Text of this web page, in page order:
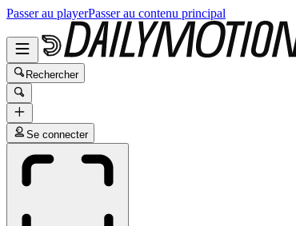
Passer au playerPasser au contenu principal
Rechercher
Se connecter